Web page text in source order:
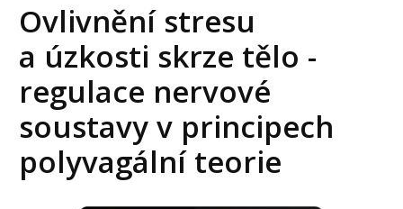
Ovlivnění stresu
a úzkosti skrze tělo -
regulace nervové
soustavy v principech
polyvagální teorie